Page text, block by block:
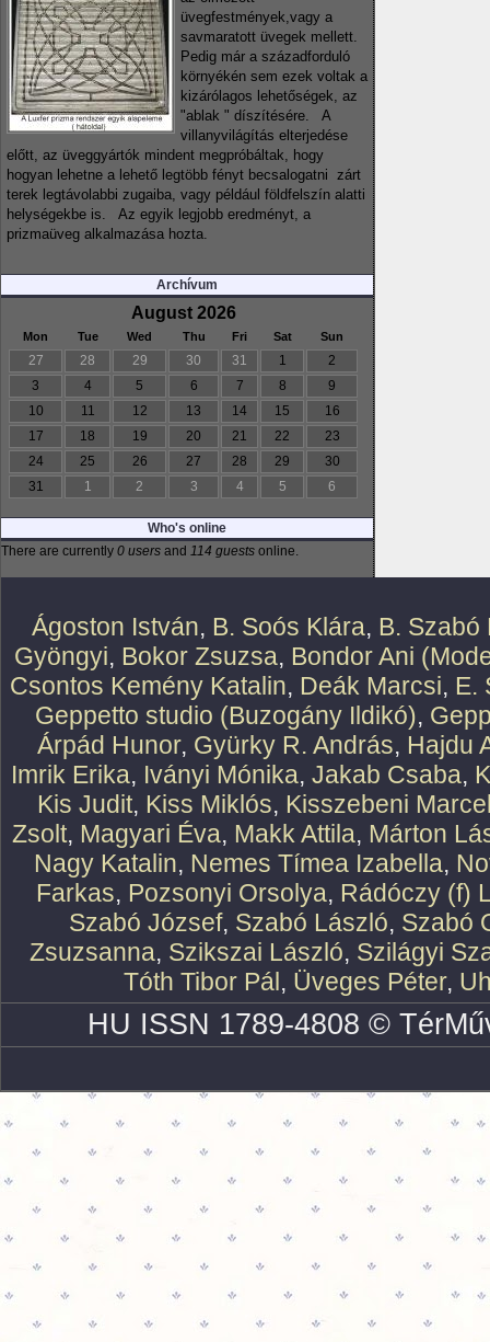
üvegfestmények,vagy a
savmaratott üvegek mellett.
Pedig már a századforduló
környékén sem ezek voltak a
kizárólagos lehetőségek, az
"ablak " díszítésére. A
villanyvilágítás elterjedése
előtt, az üveggyártók mindent megpróbáltak, hogy
hogyan lehetne a lehető legtöbb fényt becsalogatni zárt
terek legtávolabbi zugaiba, vagy például földfelszín alatti
helységekbe is. Az egyik legjobb eredményt, a
prizmaüveg alkalmazása hozta.
Archívum
August 2026
Mon Tue Wed Thu Fri Sat Sun
27 28 29 30 31 1
2
3
4 5 6 7 8
9
10
11 12 13 14 15
16
17
18 19 20 21 22
23
24
25 26 27 28 29
30
31
1 2 3 4 5 6
Who's online
There are currently 0 users and 114 guests online.
Ágoston István, B. Soós Klára, B. Szabó
Gyöngyi, Bokor Zsuzsa, Bondor Ani
Csontos Kemény Katalin, Deák Marcsi, E.
Geppetto studio (Buzogány Ildikó),
Árpád Hunor, Gyürky R. András, Hajdu
Imrik Erika, Iványi Mónika, Jakab Csaba,
Kis Judit, Kiss Miklós, Kisszebeni
Zsolt, Magyari Éva, Makk Attila, Márton
Nagy Katalin, Nemes Tímea Izabella,
Farkas, Pozsonyi Orsolya, Rádóczy (f)
Szabó József, Szabó László, Szabó
Zsuzsanna, Szikszai László, Szilágyi
Tóth Tibor Pál, Üveges Péter,
HU ISSN 1789-4808 ©